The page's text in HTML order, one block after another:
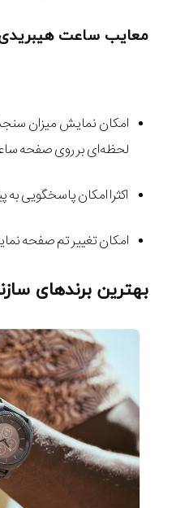
معایب ساعت
امکان نمایش میزان
لحظه‌ای بر روی صفحه
اکثرا امکان پاسخگویی به
امکان تغییر تم صفحه
بهترین برند‌های